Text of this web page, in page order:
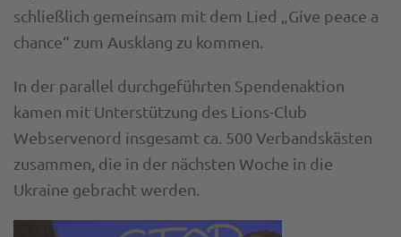
schließlich gemeinsam mit dem Lied „Give peace a
chance“ zum Ausklang zu kommen.
In der parallel durchgeführten Spendenaktion
kamen mit Unterstützung des Lions-Club
Webservenord insgesamt ca. 500 Verbandskästen
zusammen, die in der nächsten Woche in die
Ukraine gebracht werden.